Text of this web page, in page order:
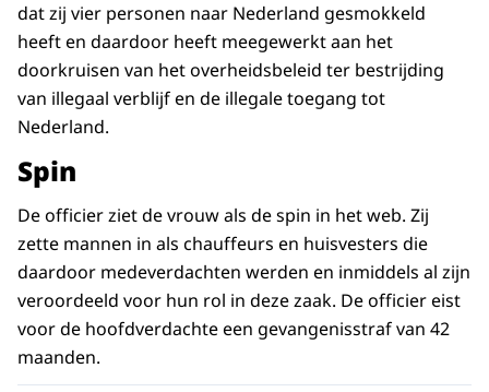
dat zij vier personen naar Nederland gesmokkeld
heeft en daardoor heeft meegewerkt aan het
doorkruisen van het overheidsbeleid ter bestrijding
van illegaal verblijf en de illegale toegang tot
Nederland.
Spin
De officier ziet de vrouw als de spin in het web. Zij
zette mannen in als chauffeurs en huisvesters die
daardoor medeverdachten werden en inmiddels al zijn
veroordeeld voor hun rol in deze zaak. De officier eist
voor de hoofdverdachte een gevangenisstraf van 42
maanden.